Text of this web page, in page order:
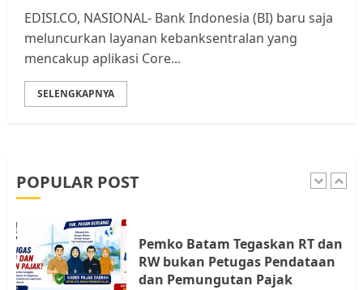
EDISI.CO, NASIONAL- Bank Indonesia (BI) baru saja
meluncurkan layanan kebanksentralan yang
mencakup aplikasi Core...
SELENGKAPNYA
POPULAR POST
5
Batam, Soroti Aktivitas yang
Resahkan Warga
JULI 17, 2026
1
Pemko Batam Tegaskan RT dan
RW bukan Petugas Pendataan
dan Pemungutan Pajak